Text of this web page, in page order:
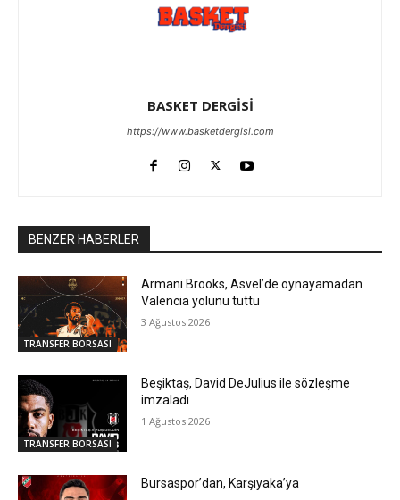
BASKET DERGİSİ
https://www.basketdergisi.com
BENZER HABERLER
TRANSFER BORSASI
Armani Brooks, Asvel’de oynayamadan
Valencia yolunu tuttu
3 Ağustos 2026
TRANSFER BORSASI
Beşiktaş, David DeJulius ile sözleşme
imzaladı
1 Ağustos 2026
Bursaspor’dan, Karşıyaka’ya